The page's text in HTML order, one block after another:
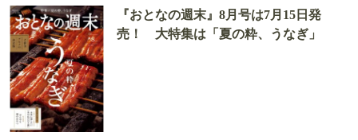
『おとなの週末』8月号は7月15日発
売！ 大特集は「夏の粋、うなぎ」